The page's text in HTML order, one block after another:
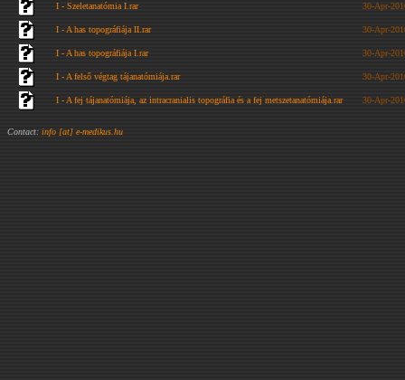
I - Szeletanatómia I.rar 30-Apr-
I - A has topográfiája II.rar 30-Apr-
I - A has topográfiája I.rar 30-Apr-
I - A felső végtag tájanatómiája.rar 30-Apr-
I - A fej tájanatómiája, az intracranialis topográfia és a fej metszetanatómiája.rar 30-Apr-
Contact: info [at] e-medikus.hu